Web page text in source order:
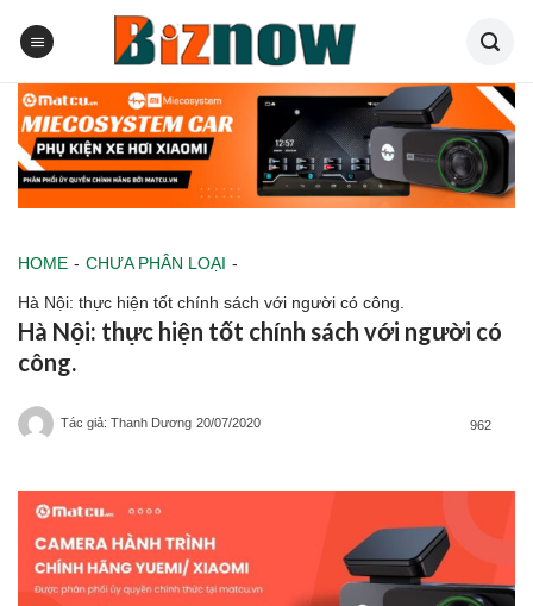
HOME - CHƯA PHÂN LOẠI -
Hà Nội: thực hiện tốt chính sách với người có công.
Hà Nội: thực hiện tốt chính sách với người có
công.
Tác giả: Thanh Dương 20/07/2020 962